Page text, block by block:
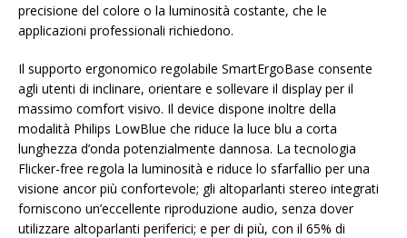
precisione del colore o la luminosità costante, che le
applicazioni professionali richiedono.
Il supporto ergonomico regolabile SmartErgoBase consente
agli utenti di inclinare, orientare e sollevare il display per il
massimo comfort visivo. Il device dispone inoltre della
modalità Philips LowBlue che riduce la luce blu a corta
lunghezza d’onda potenzialmente dannosa. La tecnologia
Flicker-free regola la luminosità e riduce lo sfarfallio per una
visione ancor più confortevole; gli altoparlanti stereo integrati
forniscono un’eccellente riproduzione audio, senza dover
utilizzare altoparlanti periferici; e per di più, con il 65% di